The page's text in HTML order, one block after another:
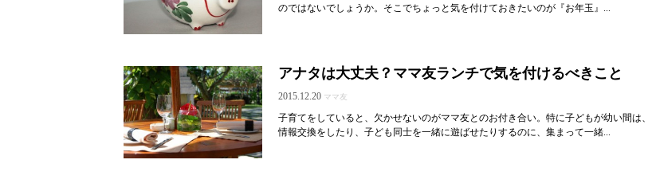
のではないでしょうか。そこでちょっと気を付けておきたいのが『お年玉』...
アナタは大丈夫？ママ友ランチで気を付けるべきこと
2015.12.20 ママ友
子育てをしていると、欠かせないのがママ友とのお付き合い。特に子どもが幼い間は、
情報交換をしたり、子ども同士を一緒に遊ばせたりするのに、集まって一緒...